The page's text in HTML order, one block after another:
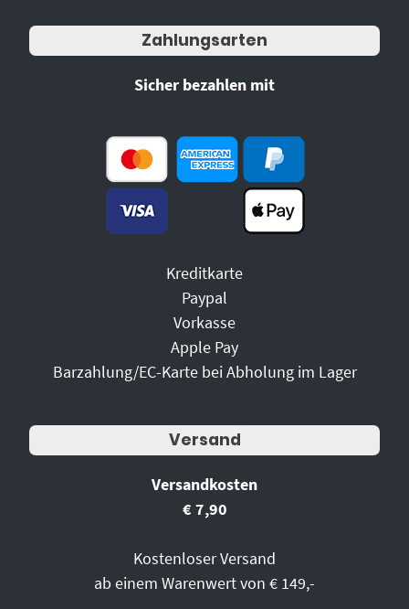
Zahlungsarten
Sicher bezahlen mit
Kreditkarte
Paypal
Vorkasse
Apple Pay
Barzahlung/EC-Karte bei Abholung im Lager
Versand
Versandkosten
€ 7,90
Kostenloser Versand
ab einem Warenwert von € 149,-